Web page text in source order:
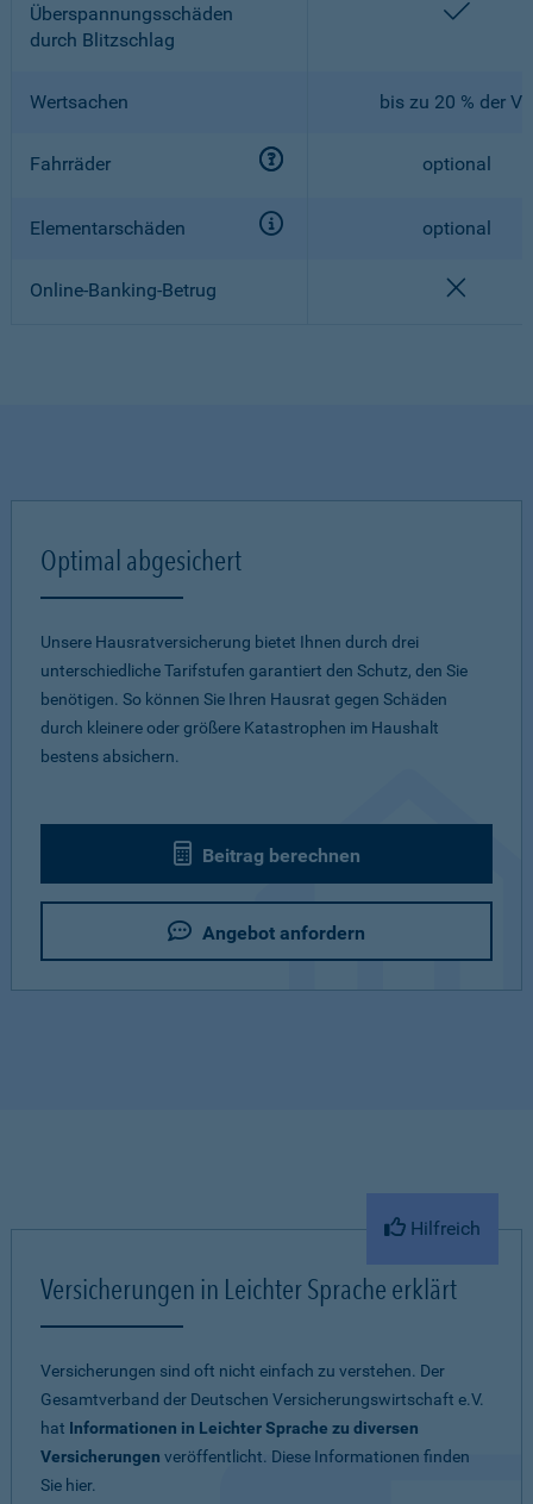
Überspannungsschäden
durch Blitzschlag
Wertsachen bis zu 20 % der VS
Fahrräder optional
Elementarschäden optional
Online-Banking-Betrug
Optimal abgesichert
Unsere Hausratversicherung bietet Ihnen durch drei
unterschiedliche Tarifstufen garantiert den Schutz, den Sie
benötigen. So können Sie Ihren Hausrat gegen Schäden
durch kleinere oder größere Katastrophen im Haushalt
bestens absichern.
Beitrag berechnen
Angebot anfordern
Hilfreich
Versicherungen in Leichter Sprache erklärt
Versicherungen sind oft nicht einfach zu verstehen. Der
Gesamtverband der Deutschen Versicherungswirtschaft e.V.
hat Informationen in Leichter Sprache zu diversen
Versicherungen veröffentlicht. Diese Informationen finden
Sie hier.